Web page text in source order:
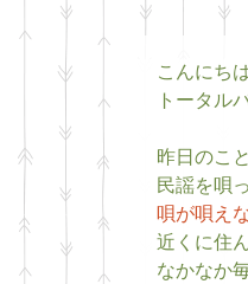
こんにち
トータル
昨日のこと
民謡を唄
唄が唄え
近くに住
なかなか